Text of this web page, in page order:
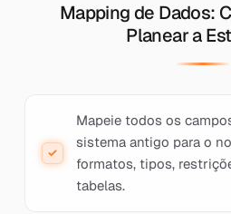
Mapping de Dados:
Planear a
Mapeie todos os
sistema antigo para o
formatos, tipos,
tabelas.